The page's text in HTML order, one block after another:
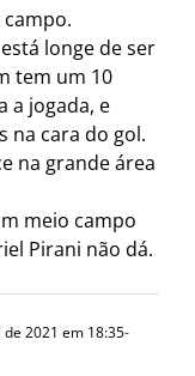
longe de ser
tem um 10
a jogada, e
na cara do gol.
na grande área
meio campo
Pirani não dá.
2021 em 18:35-